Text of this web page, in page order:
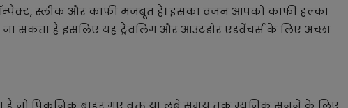
स्लीक और काफी मजबूत है। इसका वजन आपको काफी हल्का
सकता है इसलिए यह ट्रैवलिंग और आउटडोर एडवेंचर्स के लिए अच्छा